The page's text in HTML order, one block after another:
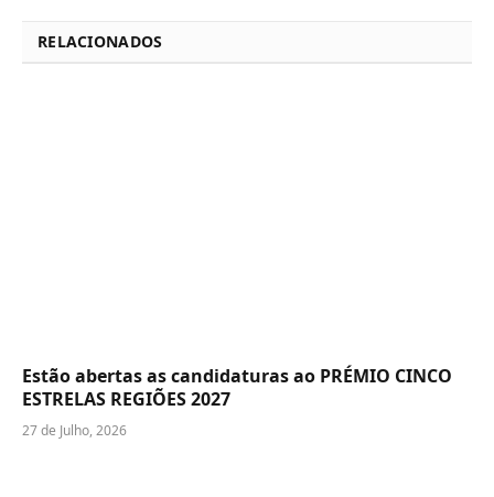
RELACIONADOS
Estão abertas as candidaturas ao PRÉMIO CINCO
ESTRELAS REGIÕES 2027
27 de Julho, 2026